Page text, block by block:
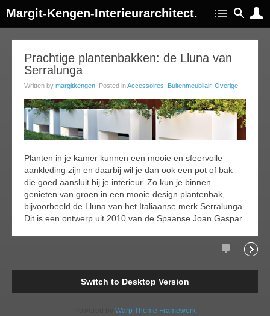
Margit-Kengen-Interieurarchitect.
Prachtige plantenbakken: de Lluna van
Serralunga
Written by margitkengen . Posted inAccessoires Buitenmeubilair, Overige
Planten in je kamer kunnen een mooie en sfeervolle
aankleding zijn en daarbij wil je dan ook een pot of bak
die goed aansluit bij je interieur. Zo kun je binnen
genieten van groen in een mooie design plantenbak,
bijvoorbeeld de Lluna van het Italiaanse merk Serralunga.
Dit is een ontwerp uit 2010 van de Spaanse Joan Gaspar.
Comments
Switch to Desktop Version
Warp Theme Framework